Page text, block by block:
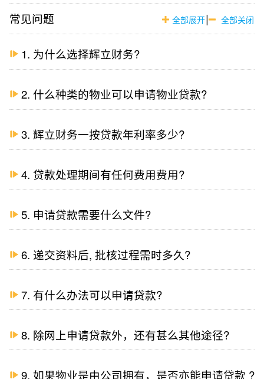
全部展开| 全部关闭
常见问题
1. 为什么选择辉立财务?
2. 什么种类的物业可以申请物业贷款?
3. 辉立财务一按贷款年利率多少?
4. 贷款处理期间有任何费用费用?
5. 申请贷款需要什么文件?
6. 递交资料后, 批核过程需时多久?
7. 有什么办法可以申请贷款?
8. 除网上申请贷款外，还有甚么其他途径?
9. 如果物业是由公司拥有，是否亦能申请贷款 ?